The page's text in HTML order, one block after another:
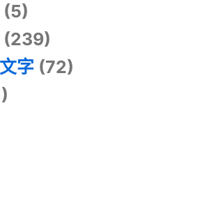
(5)
(239)
字 (72)